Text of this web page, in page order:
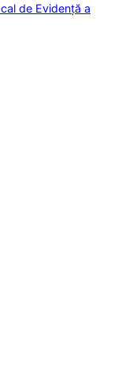
de Evidență a